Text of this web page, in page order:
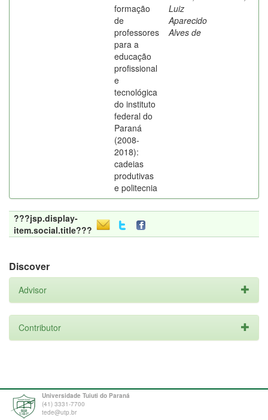
formação
de
professores
para a
educação
profissional
e
tecnológica
do instituto
federal do
Paraná
(2008-
2018):
cadeias
produtivas
e politecnia
Luiz
Aparecido
Alves de
???jsp.display-
item.social.title???
Discover
Advisor
Contributor
Universidade Tuiuti do Paraná
(41) 3331-7700
tede@utp.br